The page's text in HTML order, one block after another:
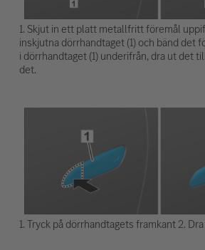
1. Skjut in ett platt metallfritt föremål
inskjutna dörrhandtaget (1) och bänd det
i dörrhandtaget (1) underifrån, dra ut det
det.
1. Tryck på dörrhandtagets framkant 2.